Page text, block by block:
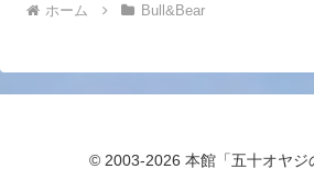
ホーム Bull&Bear
© 2003-2026 本館「五十オヤジ